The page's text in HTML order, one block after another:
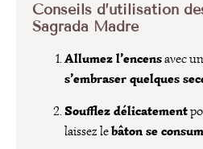
Conseils d’utilisation
Sagrada Madre
Allumez l’encensavec
s’embraser quelques
Soufflez délicatement
laissez lebâton se